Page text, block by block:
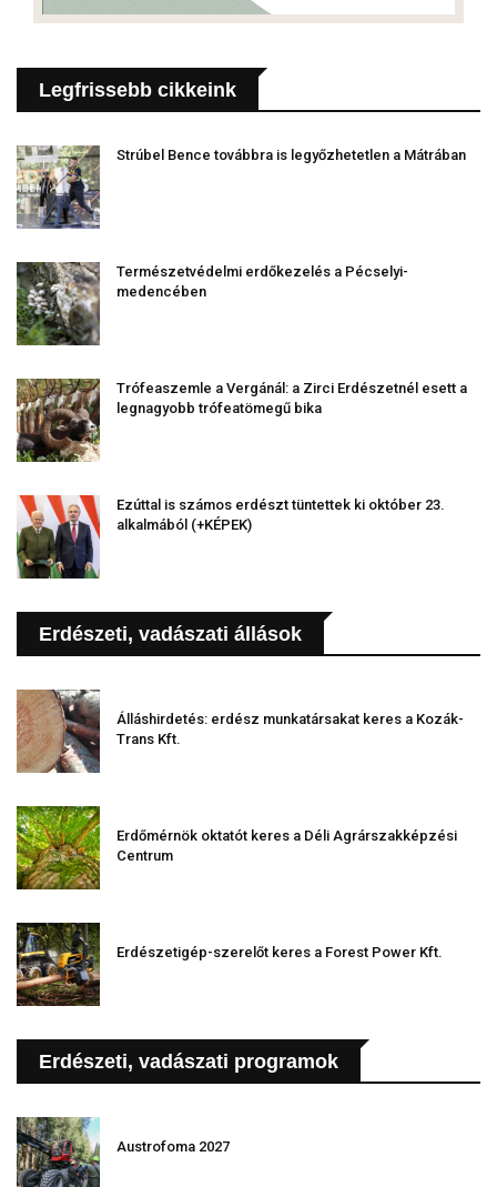
Legfrissebb cikkeink
Strúbel Bence továbbra is legyőzhetetlen a Mátrában
Természetvédelmi erdőkezelés a Pécselyi-
medencében
Trófeaszemle a Vergánál: a Zirci Erdészetnél esett a
legnagyobb trófeatömegű bika
Ezúttal is számos erdészt tüntettek ki október 23.
alkalmából (+KÉPEK)
Erdészeti, vadászati állások
Álláshirdetés: erdész munkatársakat keres a Kozák-
Trans Kft.
Erdőmérnök oktatót keres a Déli Agrárszakképzési
Centrum
Erdészetigép-szerelőt keres a Forest Power Kft.
Erdészeti, vadászati programok
Austrofoma 2027